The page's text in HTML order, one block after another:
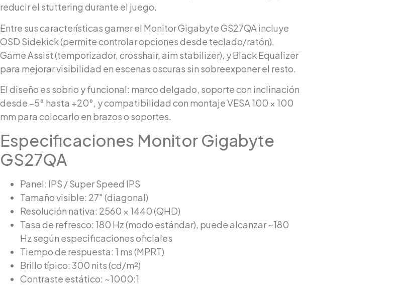
reducir el stuttering durante el juego.
Entre sus características gamer el Monitor Gigabyte GS27QA incluye
OSD Sidekick (permite controlar opciones desde teclado/ratón),
Game Assist (temporizador, crosshair, aim stabilizer), y Black Equalizer
para mejorar visibilidad en escenas oscuras sin sobreexponer el resto.
El diseño es sobrio y funcional: marco delgado, soporte con inclinación
desde –5° hasta +20°, y compatibilidad con montaje VESA 100 × 100
mm para colocarlo en brazos o soportes.
Especificaciones Monitor Gigabyte
GS27QA
Panel: IPS / Super Speed IPS
Tamaño visible: 27″ (diagonal)
Resolución nativa: 2560 × 1440 (QHD)
Tasa de refresco: 180 Hz (modo estándar), puede alcanzar ~180
Hz según especificaciones oficiales
Tiempo de respuesta: 1 ms (MPRT)
Brillo típico: 300 nits (cd/m²)
Contraste estático: ~1000:1